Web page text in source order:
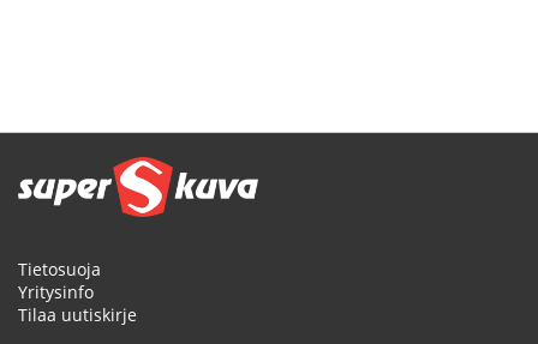
Tietosuoja
Yritysinfo
Tilaa uutiskirje